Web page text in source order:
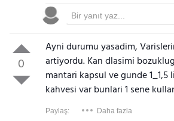
0
Ayni durumu yasadim,
artiyordu. Kan dlasimi
mantari kapsul ve gunde 1_1,5
kahvesi var bunlari 1 sene
Paylaş: Daha fazla